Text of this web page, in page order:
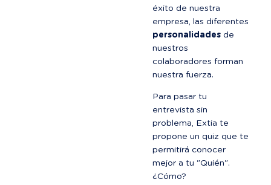
éxito de nuestra
empresa, las diferentes
personalidades de
nuestros
colaboradores forman
nuestra fuerza.
Para pasar tu
entrevista sin
problema, Extia te
propone un quiz que te
permitirá conocer
mejor a tu "Quién".
¿Cómo?